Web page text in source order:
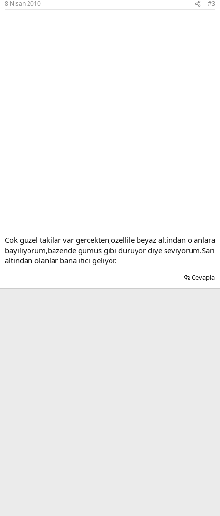
8 Nisan 2010 #3
Cok guzel takilar var gercekten,ozellile beyaz altindan olanlara
bayiliyorum,bazende gumus gibi duruyor diye seviyorum.Sari
altindan olanlar bana itici geliyor.
Cevapla